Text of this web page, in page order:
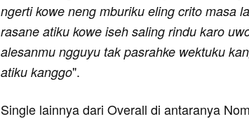
ngerti kowe neng mburiku eling crito masa
rasane atiku kowe iseh saling rindu karo
alesanmu ngguyu tak pasrahke wektuku
atiku kanggo".
Single lainnya dari Overall di antaranya